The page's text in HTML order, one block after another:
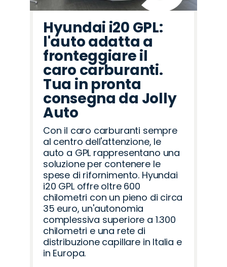
Hyundai i20 GPL:
l'auto adatta a
fronteggiare il
caro carburanti.
Tua in pronta
consegna da Jolly
Auto
Con il caro carburanti sempre
al centro dell'attenzione, le
auto a GPL rappresentano una
soluzione per contenere le
spese di rifornimento. Hyundai
i20 GPL offre oltre 600
chilometri con un pieno di circa
35 euro, un'autonomia
complessiva superiore a 1.300
chilometri e una rete di
distribuzione capillare in Italia e
in Europa.